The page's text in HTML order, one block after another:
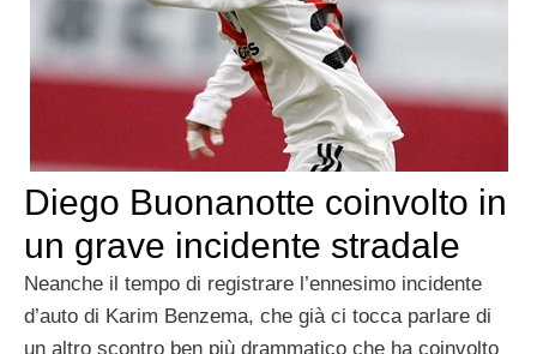
Diego Buonanotte coinvolto in
un grave incidente stradale
Neanche il tempo di registrare l’ennesimo incidente
d’auto di Karim Benzema, che già ci tocca parlare di
un altro scontro ben più drammatico che ha coinvolto